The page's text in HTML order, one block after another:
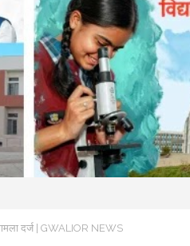
दर्ज | GWALIOR NEWS